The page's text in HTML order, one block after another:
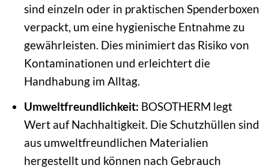
sind einzeln oder in praktischen Spenderboxen
verpackt, um eine hygienische Entnahme zu
gewährleisten. Dies minimiert das Risiko von
Kontaminationen und erleichtert die
Handhabung im Alltag.
Umweltfreundlichkeit: BOSOTHERM legt
Wert auf Nachhaltigkeit. Die Schutzhüllen sind
aus umweltfreundlichen Materialien
hergestellt und können nach Gebrauch